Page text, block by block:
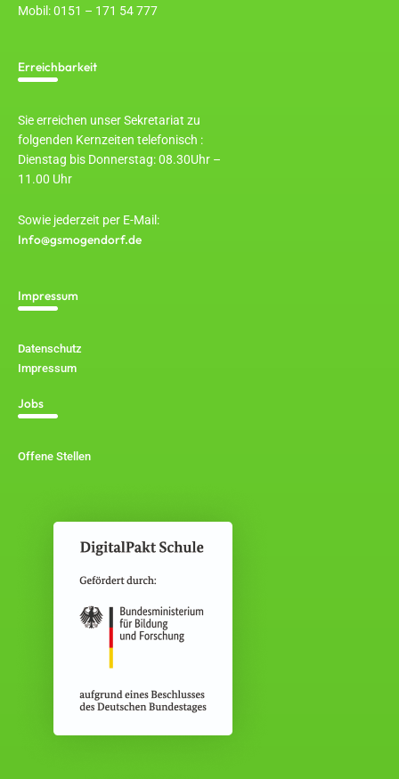
Mobil: 0151 – 171 54 777
Erreichbarkeit
Sie erreichen unser Sekretariat zu
folgenden Kernzeiten telefonisch :
Dienstag bis Donnerstag: 08.30Uhr –
11.00 Uhr
Sowie jederzeit per E-Mail:
Info@gsmogendorf.de
Impressum
Datenschutz
Impressum
Jobs
Offene Stellen